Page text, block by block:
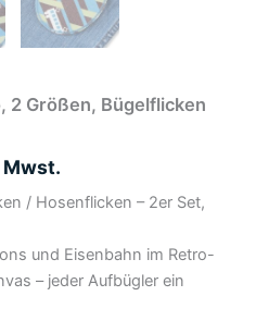
2 Größen, Bügelflicken
Mwst.
/ Hosenflicken – 2er Set,
und Eisenbahn im Retro-
– jeder Aufbügler ein